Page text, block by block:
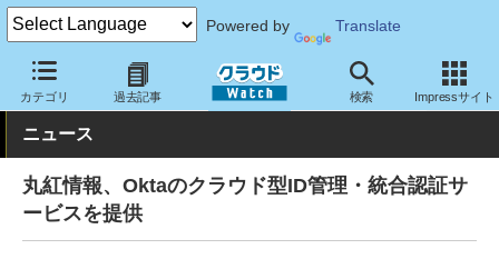
Powered by Translate
カテゴリ 過去記事 検索 Impressサイト
クラウド Watch セキュリティ セキュリティサービス
ニュース
丸紅情報、Oktaのクラウド型ID管理・統合認証サ
ービスを提供